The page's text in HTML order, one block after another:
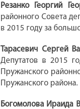
Резанко Георгий
районного Совета
в 2015 году за
Тарасевич Сергей
Депутатов в 2015
Пружанского
Пружанского района.
Богомолова Ираида